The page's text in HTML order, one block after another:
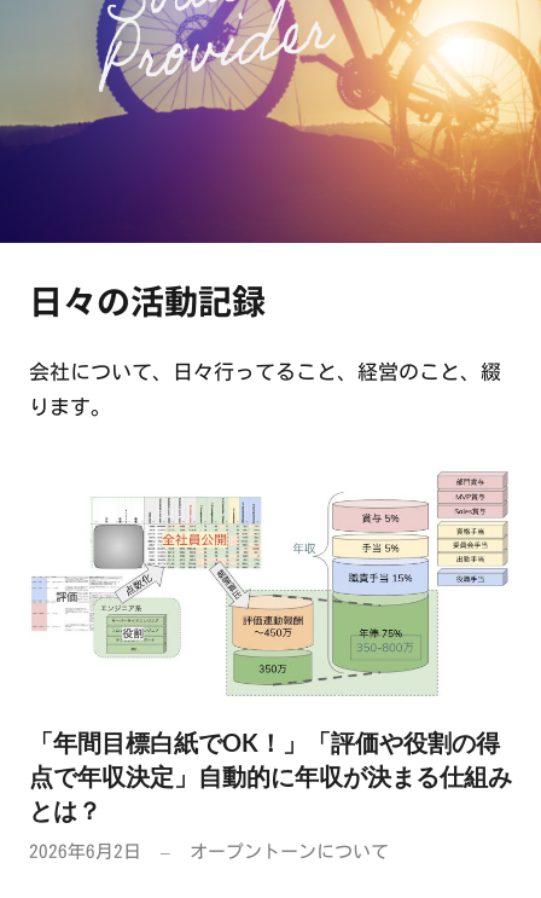
日々の活動記録
会社について、日々行ってること、経営のこと、綴
ります。
「年間目標白紙でOK！」「評価や役割の得
点で年収決定」自動的に年収が決まる仕組み
とは？
2026年6月2日 オープントーンについて